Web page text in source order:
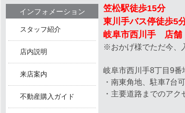
笠松駅徒歩15分
東川手バス停徒歩5
岐阜市西川手 店舗
※おかげ様でただ今、
岐阜市西川手8丁目9番
・南東角地、駐車7台
・主要道路までのアク
インフォメーション
スタッフ紹介
店内説明
来店案内
不動産購入ガイド